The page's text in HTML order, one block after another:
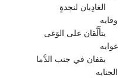
الغادِيان لنجدةٍ
وقايه
يتأَلَّقان على الوَغى
غوايه
يقفان في جنب الدَّما
الجنايه